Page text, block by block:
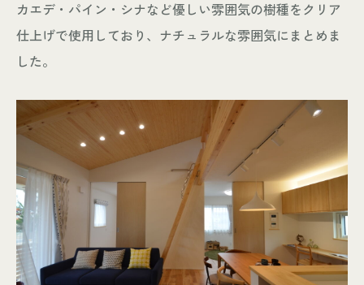
カエデ・パイン・シナなど優しい雰囲気の樹種をクリア
仕上げで使用しており、ナチュラルな雰囲気にまとめま
した。